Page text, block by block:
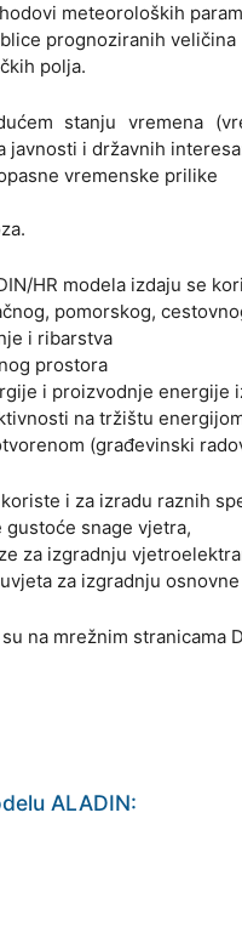
meteoroloških
prognoziranih veličina
polja.
stanju vremena
javnosti i državnih
vremenske prilike
HR modela izdaju se
pomorskog,
i ribarstva
prostora
i proizvodnje energije
na tržištu
(građevinski
i za izradu raznih
snage vjetra,
za izgradnju
za izgradnju
na mrežnim stranicama
ALADIN: